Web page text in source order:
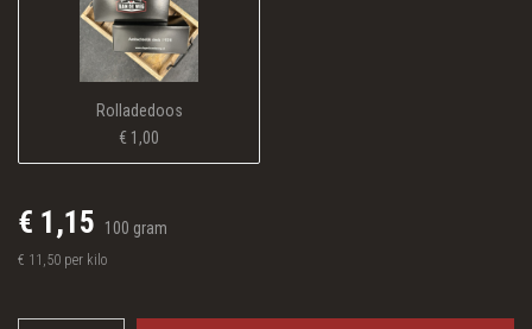
Rolladedoos
€ 1,00
€ 1,15 100 gram
€ 11,50 per kilo